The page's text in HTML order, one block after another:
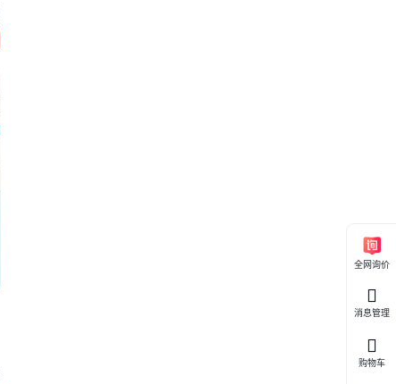
全网询价
消息管理
购物车